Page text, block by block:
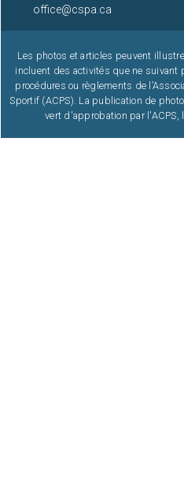
office@cspa.ca
Les photos et articles peuvent
incluent des activités que ne suivant
procédures ou règlements de
Sportif (ACPS). La publication de
vert d'approbation par l'ACPS,